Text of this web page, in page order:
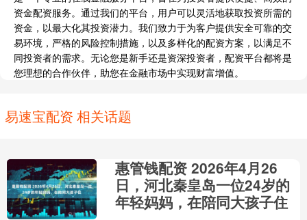
资金配资服务。通过我们的平台，用户可以灵活地获取投资所需的
资金，以最大化其投资潜力。我们致力于为客户提供安全可靠的交
易环境，严格的风险控制措施，以及多样化的配资方案，以满足不
同投资者的需求。无论您是新手还是资深投资者，配资平台都将是
您理想的合作伙伴，助您在金融市场中实现财富增值。
易速宝配资 相关话题
惠管钱配资 2026年4月26
日，河北秦皇岛一位24岁的
年轻妈妈，在陪同大孩子住